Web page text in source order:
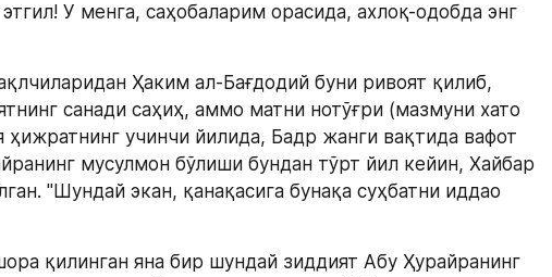
У менга, саҳобаларим орасида, ахлоқ-одобда энг
Ҳаким ал-Бағдодий буни ривоят қилиб,
санади саҳиҳ, аммо матни нотўғри (мазмуни хато
ҳижратнинг учинчи йилида, Бадр жанги вақтида вафот
мусулмон бўлиши бундан тўрт йил кейин, Хайбар
"Шундай экан, қанақасига бунақа суҳбатни иддао
қилинган яна бир шундай зиддият Абу Ҳурайранинг